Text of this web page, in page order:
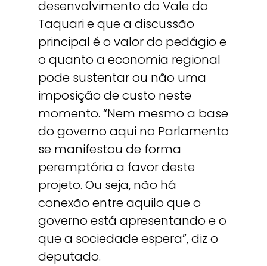
desenvolvimento do Vale do
Taquari e que a discussão
principal é o valor do pedágio e
o quanto a economia regional
pode sustentar ou não uma
imposição de custo neste
momento. “Nem mesmo a base
do governo aqui no Parlamento
se manifestou de forma
peremptória a favor deste
projeto. Ou seja, não há
conexão entre aquilo que o
governo está apresentando e o
que a sociedade espera”, diz o
deputado.